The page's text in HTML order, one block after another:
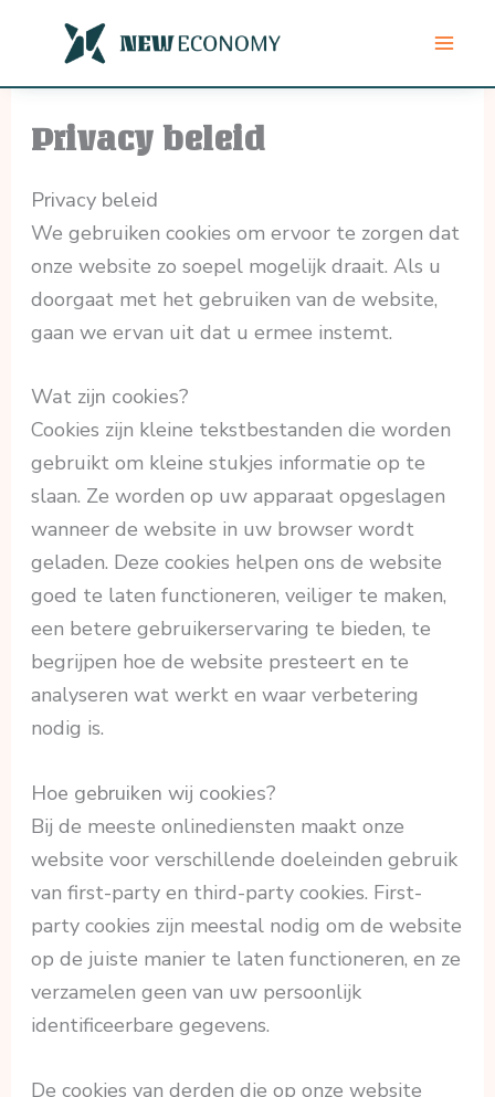
de
Privacy beleid
Privacy beleid
We gebruiken cookies om ervoor te zorgen dat
onze website zo soepel mogelijk draait. Als u
doorgaat met het gebruiken van de website,
gaan we ervan uit dat u ermee instemt.
Wat zijn cookies?
Cookies zijn kleine tekstbestanden die worden
gebruikt om kleine stukjes informatie op te
slaan. Ze worden op uw apparaat opgeslagen
wanneer de website in uw browser wordt
geladen. Deze cookies helpen ons de website
goed te laten functioneren, veiliger te maken,
een betere gebruikerservaring te bieden, te
begrijpen hoe de website presteert en te
analyseren wat werkt en waar verbetering
nodig is.
Hoe gebruiken wij cookies?
Bij de meeste onlinediensten maakt onze
website voor verschillende doeleinden gebruik
van first-party en third-party cookies. First-
party cookies zijn meestal nodig om de website
op de juiste manier te laten functioneren, en ze
verzamelen geen van uw persoonlijk
identificeerbare gegevens.
De cookies van derden die op onze website